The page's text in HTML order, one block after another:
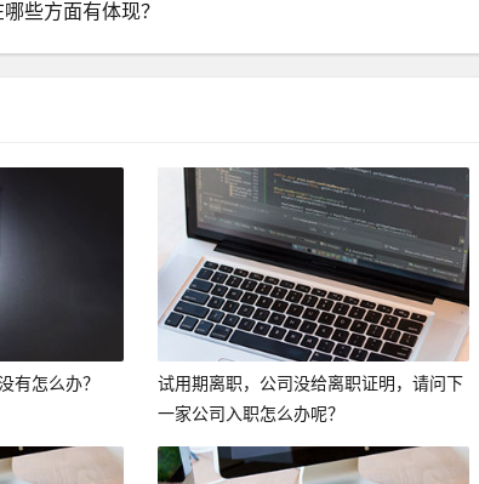
些方面有体现？
有怎么办？
试用期离职，公司没给离职证明，请问下
一家公司入职怎么办呢？